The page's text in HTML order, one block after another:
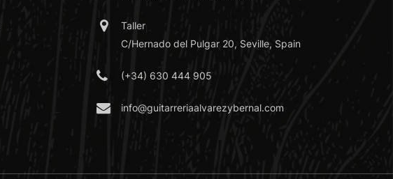
Taller
C/Hernado del Pulgar 20, Seville, Spain
(+34) 630 444 905
info@guitarreriaalvarezybernal.com